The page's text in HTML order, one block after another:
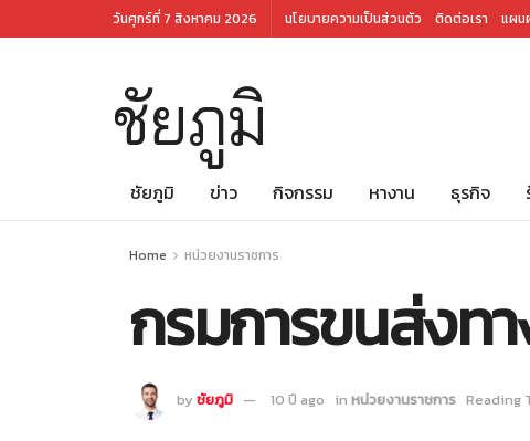
วันศุกร์ที่ 7 สิงหาคม 2026 นโยบายความเป็นส่วนตัว ติดต่อเรา แผน
ชัยภูมิ
ชัยภูมิ ข่าว กิจกรรม หางาน ธุรกิจ
Home หน่วยงานราชการ
กรมการขนส่งท
by ชัยภูมิ 10 ปี ago in หน่วยงานราชการ Reading